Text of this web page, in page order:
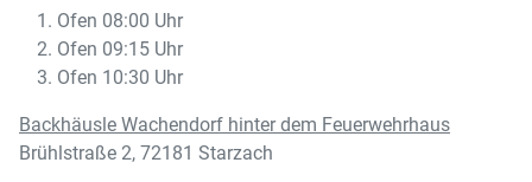
Ofen 08:00 Uhr
Ofen 09:15 Uhr
Ofen 10:30 Uhr
Backhäusle Wachendorf hinter dem Feuerwehrhaus
Brühlstraße 2, 72181 Starzach